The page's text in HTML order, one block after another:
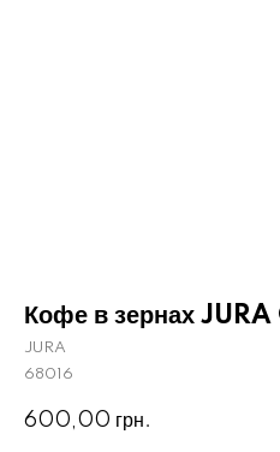
Кофе в зернах
JURA
68016
600,00 грн.